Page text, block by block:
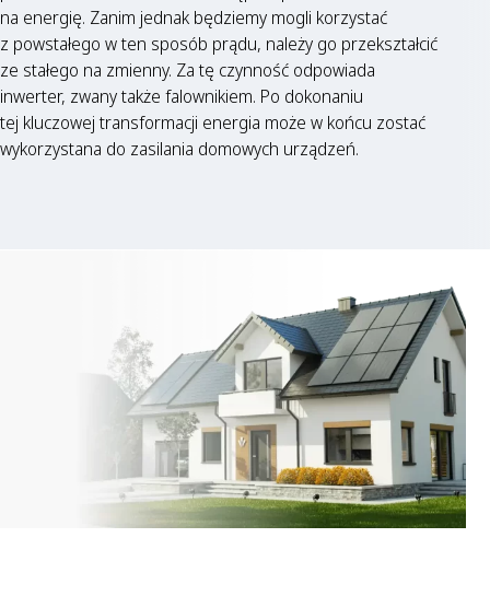
na energię. Zanim jednak będziemy mogli korzystać
z powstałego w ten sposób prądu, należy go przekształcić
ze stałego na zmienny. Za tę czynność odpowiada
inwerter, zwany także falownikiem. Po dokonaniu
tej kluczowej transformacji energia może w końcu zostać
wykorzystana do zasilania domowych urządzeń.